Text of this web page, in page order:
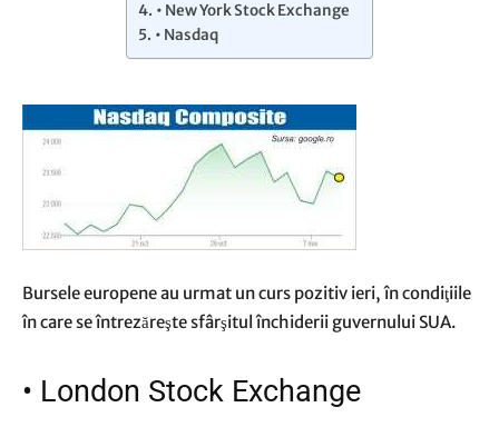
• New York Stock Exchange
• Nasdaq
Bursele europene au urmat un curs pozitiv ieri, în condiţiile
în care se întrezăreşte sfârşitul închiderii guvernului SUA.
• London Stock Exchange